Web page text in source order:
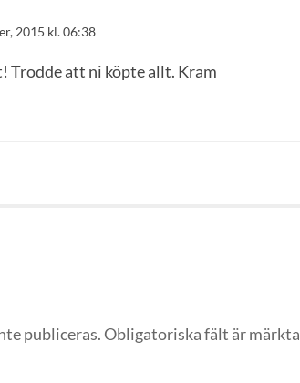
2015 kl. 06:38
Trodde att ni köpte allt. Kram
publiceras.Obligatoriska fält är märkta